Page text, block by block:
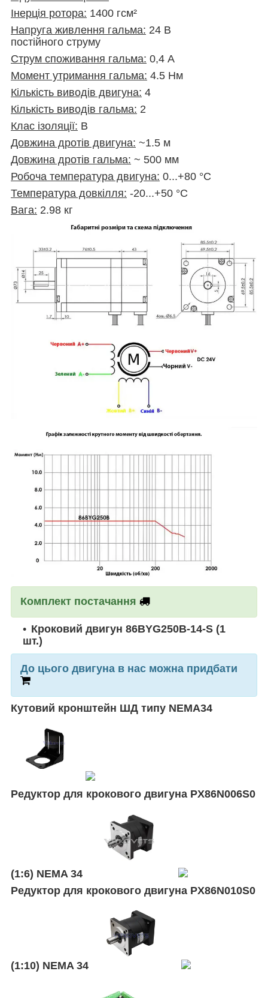
Інерція ротора: 1400 гсм²
Напруга живлення гальма: 24 В
постійного струму
Струм споживання гальма: 0,4 А
Момент утримання гальма: 4.5 Нм
Кількість виводів двигуна: 4
Кількість виводів гальма: 2
Клас ізоляції: В
Довжина дротів двигуна: ~1.5 м
Довжина дротів гальма: ~ 500 мм
Робоча температура двигуна: 0...+80 °C
Температура довкілля: -20...+50 °C
Вага: 2.98 кг
Комплект постачання
Кроковий двигун 86BYG250B-14-S (1
шт.)
До цього двигуна в нас можна придбати
Кутовий кронштейн ШД типу NEMA34
Редуктор для крокового двигуна PX86N006S0
(1:6) NEMA 34
Редуктор для крокового двигуна PX86N010S0
(1:10) NEMA 34